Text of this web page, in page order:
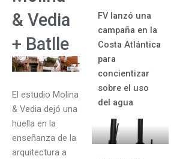
& Vedia
+ Batlle
El estudio Molina
& Vedia dejó una
huella en la
enseñanza de la
arquitectura a
FV lanzó una
campaña en la
Costa Atlántica
para
concientizar
sobre el uso
del agua